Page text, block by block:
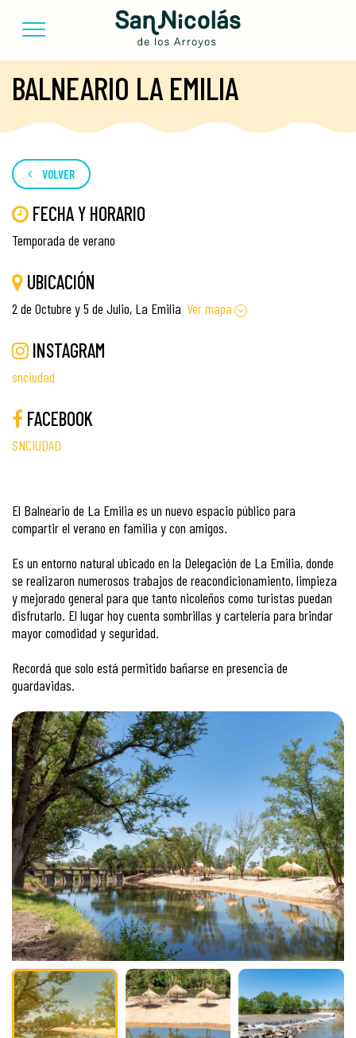
BALNEARIO LA EMILIA
VOLVER
FECHA Y HORARIO
Temporada de verano
UBICACIÓN
2 de Octubre y 5 de Julio, La Emilia Ver mapa
INSTAGRAM
snciudad
FACEBOOK
SNCIUDAD
El Balneario de La Emilia es un nuevo espacio público para
compartir el verano en familia y con amigos.
Es un entorno natural ubicado en la Delegación de La Emilia, donde
se realizaron numerosos trabajos de reacondicionamiento, limpieza
y mejorado general para que tanto nicoleños como turistas puedan
disfrutarlo. El lugar hoy cuenta sombrillas y cartelería para brindar
mayor comodidad y seguridad.
Recordá que solo está permitido bañarse en presencia de
guardavidas.